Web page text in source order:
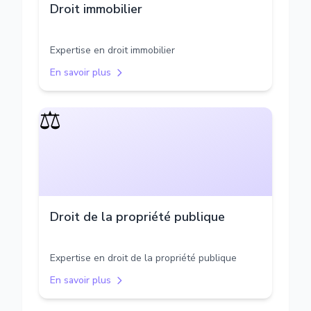
Droit immobilier
Expertise en droit immobilier
En savoir plus
⚖️
Droit de la propriété publique
Expertise en droit de la propriété publique
En savoir plus